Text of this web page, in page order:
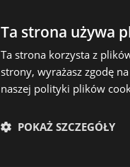
Ta strona używa
Ta strona korzysta z
strony, wyrażasz zgodę
naszej polityki plików
POKAŻ SZCZEGÓŁY